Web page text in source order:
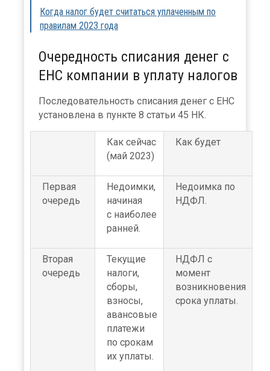
Когда налог будет считаться уплаченным по
правилам 2023 года
Очередность списания денег с
ЕНС компании в уплату налогов
Последовательность списания денег с ЕНС
установлена в пункте 8 статьи 45 НК.
Как сейчас
(май 2023)
Как будет
Первая
очередь
Недоимки,
начиная
с наиболее
ранней.
Недоимка по
НДФЛ.
Вторая
очередь
Текущие
налоги,
сборы,
взносы,
авансовые
платежи
по срокам
их уплаты.
НДФЛ с
момент
возникновения
срока уплаты.